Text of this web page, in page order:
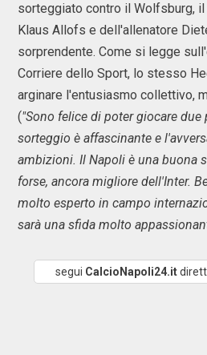
sorteggiato contro il Wolfsburg,
Klaus Allofs e dell'allenatore
sorprendente. Come si legge
Corriere dello Sport, lo stesso
arginare l'entusiasmo collettivo,
("Sono felice di poter giocare
sorteggio è affascinante e
ambizioni. Il Napoli è una buona
forse, ancora migliore dell'Inter.
molto esperto in campo
sarà una sfida molto
segui CalcioNapoli24.it